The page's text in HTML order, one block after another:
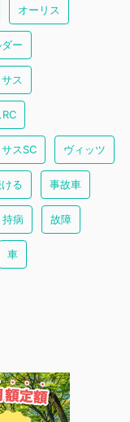
オーリス
ー
ス
サスSC ヴィッツ
る 事故車
持病 故障
車